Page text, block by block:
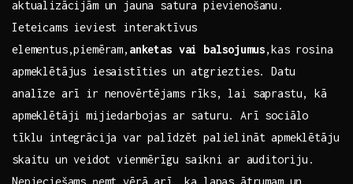
‍aktualizācijām un jauna ‍satura‌ pievienošanu.⁢
Ieteicams ieviest interaktīvus
elementus,piemēram, anketas‌ vai balsojumus,kas⁤ rosina
apmeklētājus iesaistīties‌ un⁤ atgriezties.⁣ Datu
analīze arī ir nenovērtējams rīks, lai saprastu, kā
apmeklētāji mijiedarbojas ar saturu. Arī sociālo
tīklu integrācija var‌ palīdzēt‌ palielināt apmeklētāju
skaitu un ⁣veidot ‌vienmērīgu saikni ar ⁤auditoriju.